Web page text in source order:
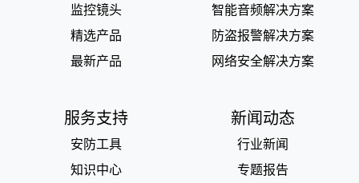
监控镜头
精选产品
最新产品
智能音频解决方案
防盗报警解决方案
网络安全解决方案
服务支持
安防工具
知识中心
新闻动态
行业新闻
专题报告